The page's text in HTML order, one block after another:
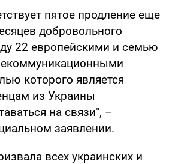
пятое продление еще
добровольного
22 европейскими и семью
которого является
из Украины
на связи", –
заявлении.
всех украинских и